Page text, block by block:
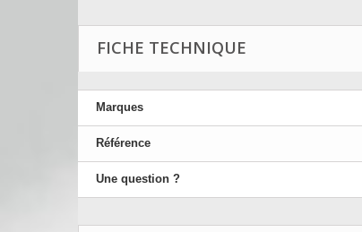
FICHE TECHNIQUE
Marques
Référence
Une question ?